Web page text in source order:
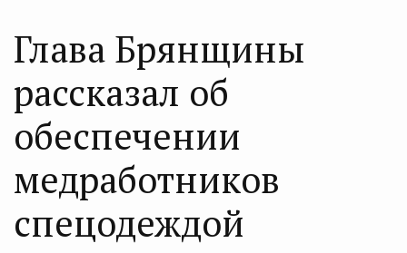
Глава Брянщины
рассказал об
обеспечении
медработников
спецодеждой